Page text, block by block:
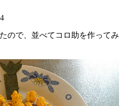
ので、並べてコロ助を作ってみ